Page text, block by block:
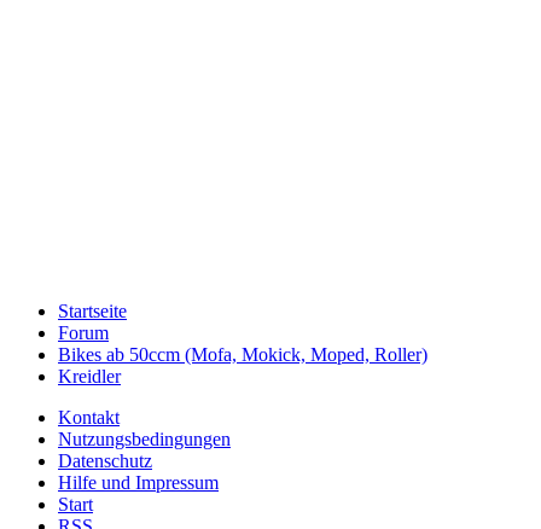
Startseite
Forum
Bikes ab 50ccm (Mofa, Mokick, Moped, Roller)
Kreidler
Kontakt
Nutzungsbedingungen
Datenschutz
Hilfe und Impressum
Start